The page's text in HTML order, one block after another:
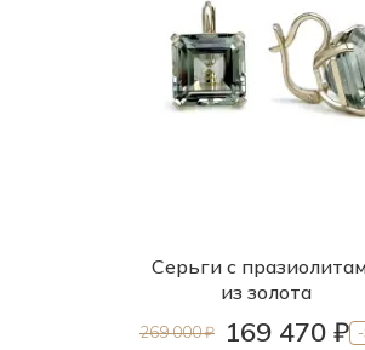
Серьги с
из золота
269 000 ₽ 169 470 ₽